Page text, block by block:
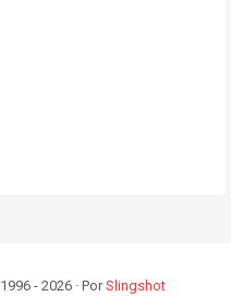
- 2026 · PorSlingshot